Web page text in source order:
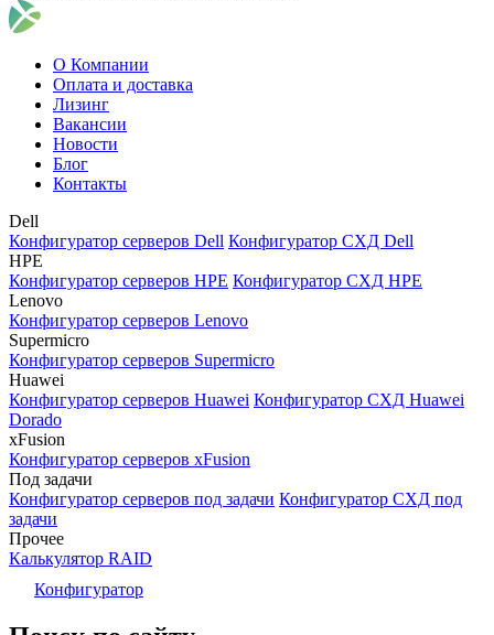
О Компании
Оплата и доставка
Лизинг
Вакансии
Новости
Блог
Контакты
Dell
Конфигуратор серверов Dell Конфигуратор СХД Dell
HPE
Конфигуратор серверов HPE Конфигуратор СХД HPE
Lenovo
Конфигуратор серверов Lenovo
Supermicro
Конфигуратор серверов Supermicro
Huawei
Конфигуратор серверов Huawei Конфигуратор СХД Huawei
Dorado
xFusion
Конфигуратор серверов xFusion
Под задачи
Конфигуратор серверов под задачи Конфигуратор СХД под
задачи
Прочее
Калькулятор RAID
Конфигуратор